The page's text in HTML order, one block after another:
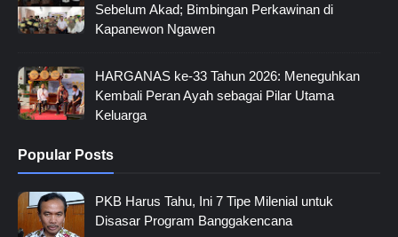
Sebelum Akad; Bimbingan Perkawinan di
Kapanewon Ngawen
HARGANAS ke-33 Tahun 2026: Meneguhkan
Kembali Peran Ayah sebagai Pilar Utama
Keluarga
Popular Posts
PKB Harus Tahu, Ini 7 Tipe Milenial untuk
Disasar Program Banggakencana